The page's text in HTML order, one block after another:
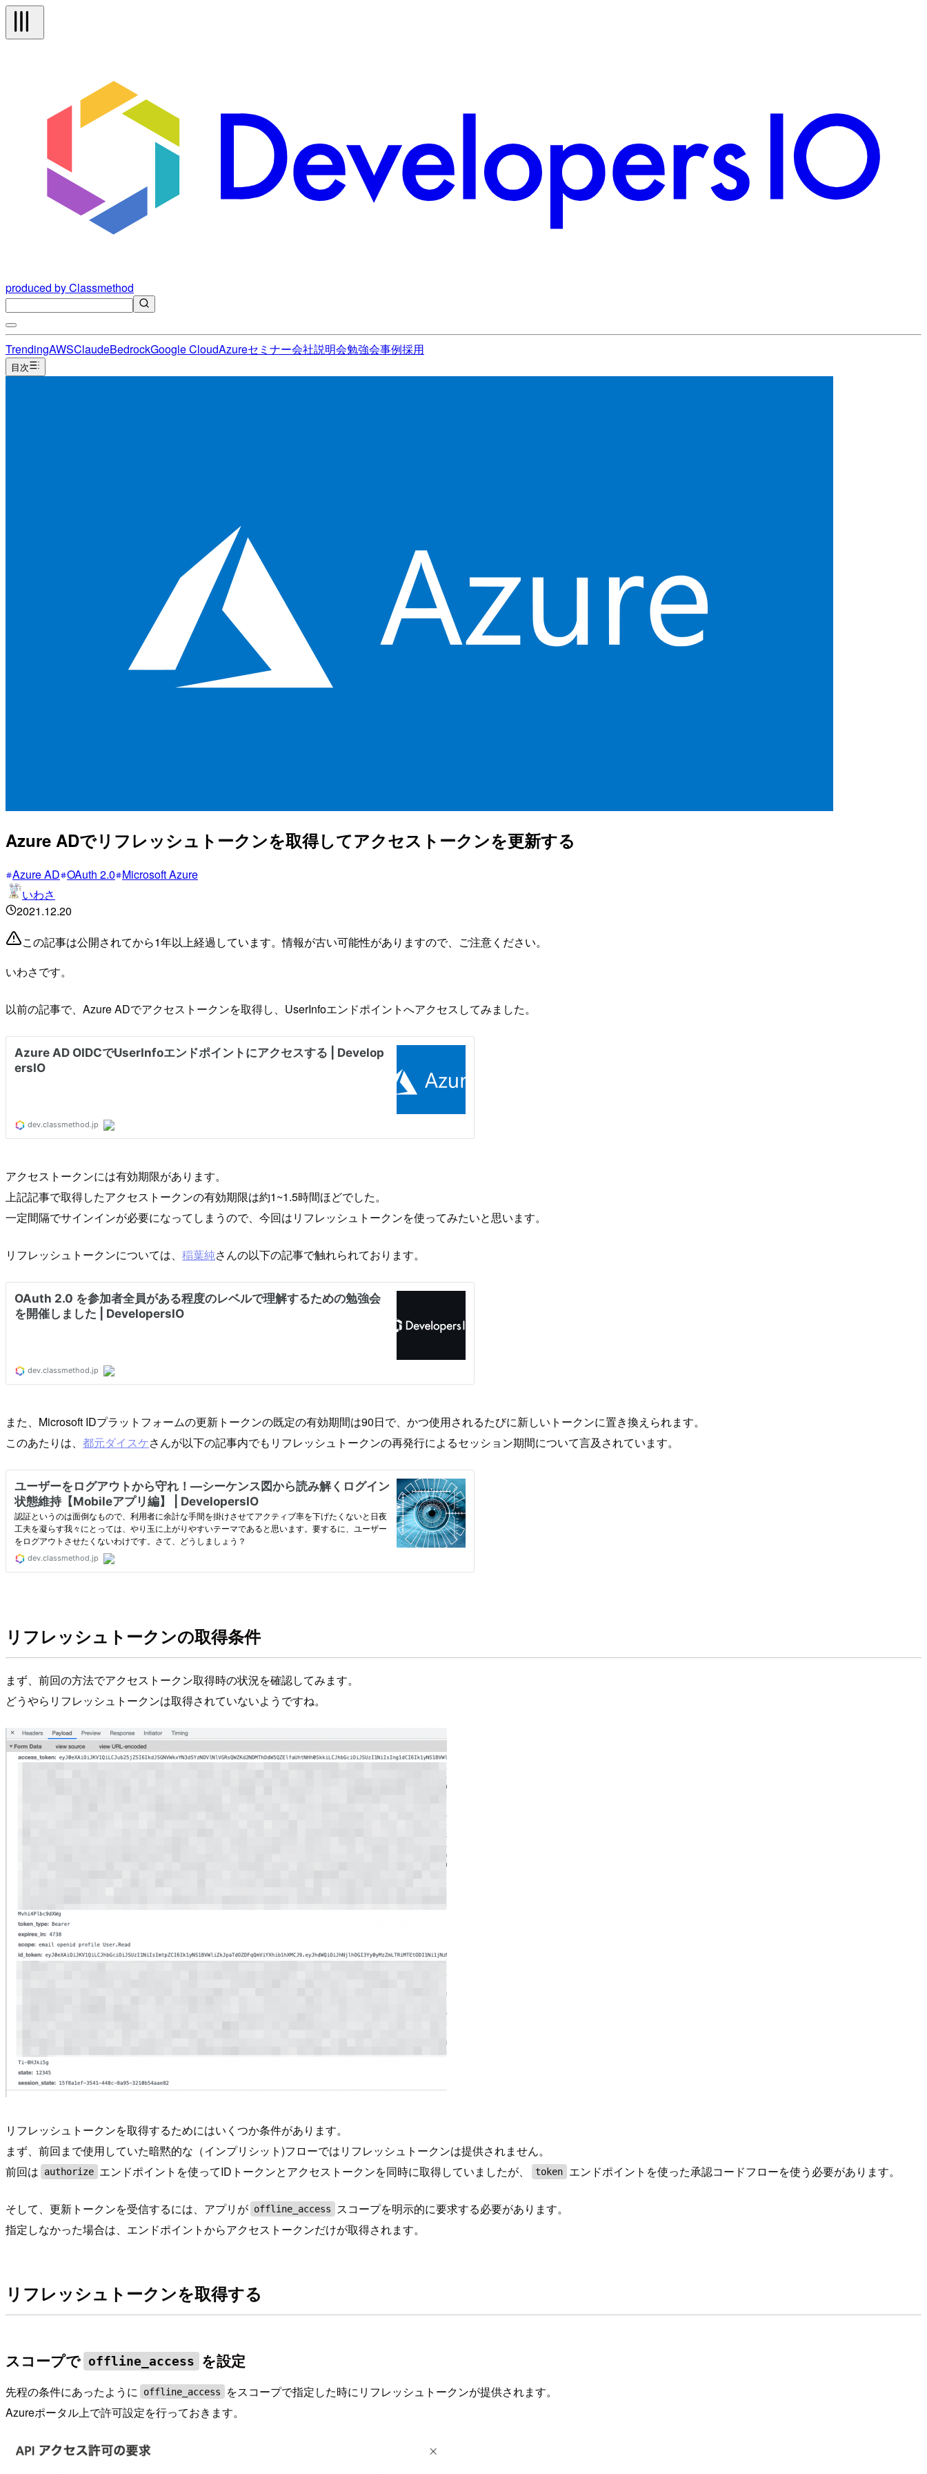
produced by Classmethod
TrendingAWSClaudeBedrockGoogle CloudAzureセミナー会社説明会勉強会事例採用
目次
Azure ADでリフレッシュトークンを取得してアクセストークンを更新する
Azure AD OAuth 2.0 Microsoft Azure
いわさ
2021.12.20
この記事は公開されてから1年以上経過しています。情報が古い可能性がありますので、ご注意ください。
いわさです。
以前の記事で、Azure ADでアクセストークンを取得し、UserInfoエンドポイントへアクセスしてみました。
アクセストークンには有効期限があります。
上記記事で取得したアクセストークンの有効期限は約1~1.5時間ほどでした。
一定間隔でサインインが必要になってしまうので、今回はリフレッシュトークンを使ってみたいと思います。
リフレッシュトークンについては、 稲葉純さんの以下の記事で触れられております。
また、Microsoft IDプラットフォームの更新トークンの既定の有効期間は90日で、かつ使用されるたびに新しいトークンに置き換えられます。
このあたりは、 都元ダイスケさんが以下の記事内でもリフレッシュトークンの再発行によるセッション期間について言及されています。
リフレッシュトークンの取得条件
まず、前回の方法でアクセストークン取得時の状況を確認してみます。
どうやらリフレッシュトークンは取得されていないようですね。
リフレッシュトークンを取得するためにはいくつか条件があります。
まず、前回まで使用していた暗黙的な（インプリシット)フローではリフレッシュトークンは提供されません。
前回は
authorize エンドポイントを使ってIDトークンとアクセストークンを同時に取得していましたが、 token エンドポイントを使った承認コードフローを使う必要があります。
そして、更新トークンを受信するには、アプリが offline_access
スコープを明示的に要求する必要があります。
指定しなかった場合は、エンドポイントからアクセストークンだけが取得されます。
リフレッシュトークンを取得する
スコープで offline_access を設定
先程の条件にあったように offline_access
をスコープで指定した時にリフレッシュトークンが提供されます。
Azureポータル上で許可設定を行っておきます。